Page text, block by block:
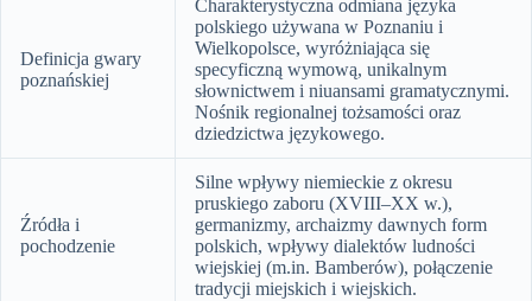
Definicja gwary
poznańskiej
Charakterystyczna odmiana języka
polskiego używana w Poznaniu i
Wielkopolsce, wyróżniająca się
specyficzną wymową, unikalnym
słownictwem i niuansami gramatycznymi.
Nośnik regionalnej tożsamości oraz
dziedzictwa językowego.
Źródła i
pochodzenie
Silne wpływy niemieckie z okresu
pruskiego zaboru (XVIII–XX w.),
germanizmy, archaizmy dawnych form
polskich, wpływy dialektów ludności
wiejskiej (m.in. Bamberów), połączenie
tradycji miejskich i wiejskich.